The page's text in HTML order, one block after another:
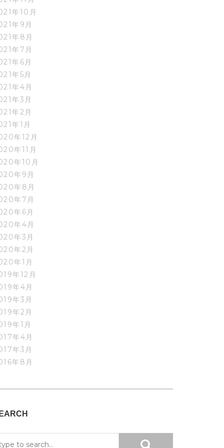
年10月
年9月
年8月
年7月
年6月
年5月
年4月
年3月
年2月
年1月
年12月
年11月
年10月
年9月
年8月
年7月
年6月
年4月
年3月
年2月
年1月
年12月
年4月
年3月
年2月
年1月
年4月
年3月
年8月